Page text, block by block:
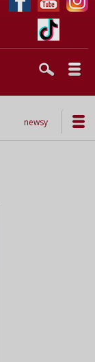
newsy